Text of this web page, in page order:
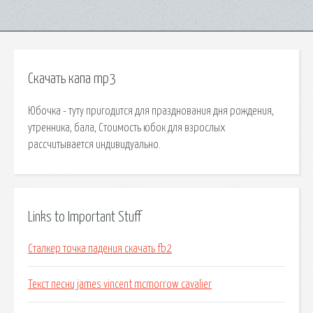
Скачать капа mp3
Юбочка - туту пригодится для празднования дня рождения,
утренника, бала, Стоимость юбок для взрослых
рассчитывается индивидуально.
Links to Important Stuff
Сталкер точка падения скачать fb2
Текст песни james vincent mcmorrow cavalier